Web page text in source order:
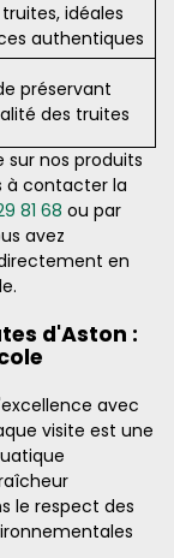
idéales
authentiques
préservant
des truites
nos produits
à contacter la
81 68 ou par
avez
en
d'Aston :
avec
visite est une
le respect des